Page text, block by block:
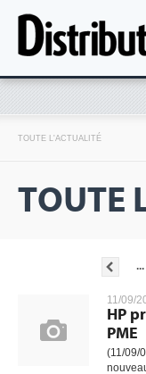
TOUTE L'ACTUALITÉ
TOUTE
...
11/09/
HP
PME
(11/09/